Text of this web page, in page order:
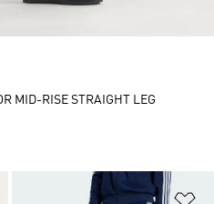
Tambahkan ke Wishlist
MID-RISE STRAIGHT LEG